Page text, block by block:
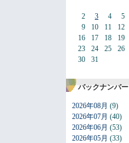
2
9
16
23
30
3
10
17
24
31
4
11
18
25
5
12
19
26
バックナンバー
2026年08月 (9)
2026年07月 (40)
2026年06月 (53)
2026年05月 (33)